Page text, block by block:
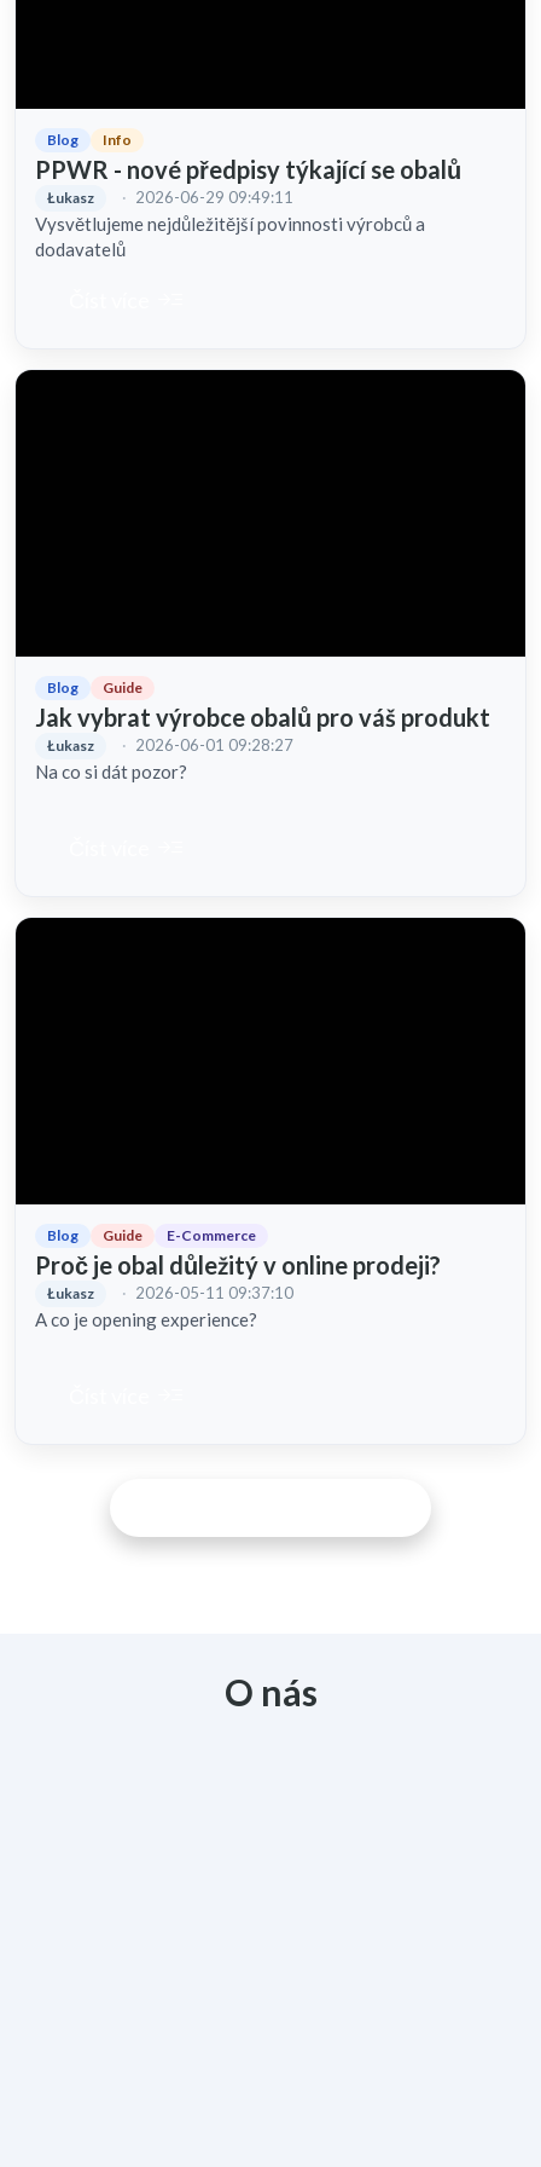
Blog Info
PPWR - nové předpisy týkající se obalů
Łukasz · 2026-06-29 09:49:11
Vysvětlujeme nejdůležitější povinnosti výrobců a
dodavatelů
Blog Guide
Jak vybrat výrobce obalů pro váš produkt
Łukasz · 2026-06-01 09:28:27
Na co si dát pozor?
Blog Guide E-Commerce
Proč je obal důležitý v online prodeji?
Łukasz · 2026-05-11 09:37:10
A co je opening experience?
O nás